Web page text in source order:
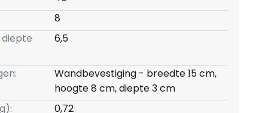
8
6,5
Wandbevestiging - breedte 15 cm,
hoogte 8 cm, diepte 3 cm
0,72